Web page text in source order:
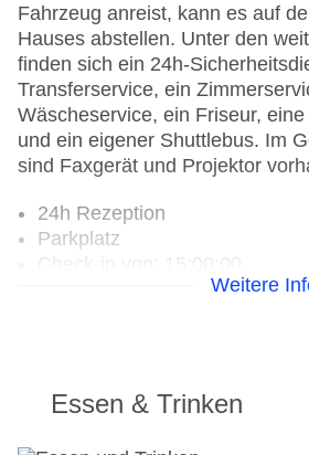
Fahrzeug anreist, kann es auf
Hauses abstellen. Unter den
finden sich ein 24h-
Transferservice, ein
Wäscheservice, ein Friseur,
und ein eigener Shuttlebus. Im
sind Faxgerät und Projektor
24h Rezeption
Parkplatz
Check-out bis: 05:00:00
Lift
Minimarkt
Weitere
Essen & Trinken